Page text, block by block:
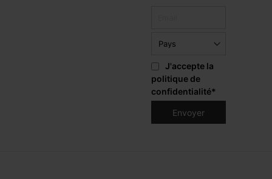
J'accepte la
politique de
confidentialité*